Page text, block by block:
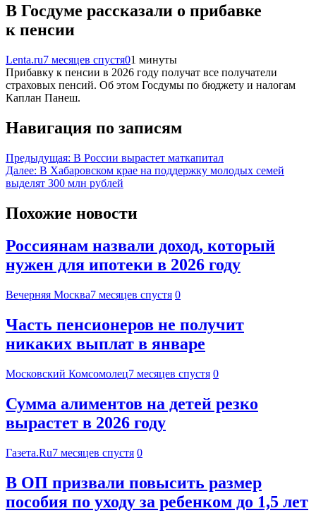
В Госдуме рассказали о прибавке
к пенсии
Lenta.ru7 месяцев спустя01 минуты
Прибавку к пенсии в 2026 году получат все получатели
страховых пенсий. Об этом Госдумы по бюджету и налогам
Каплан Панеш.
Навигация по записям
Предыдущая: В России вырастет маткапитал
Далее: В Хабаровском крае на поддержку молодых семей
выделят 300 млн рублей
Похожие новости
Россиянам назвали доход, который
нужен для ипотеки в 2026 году
Вечерняя Москва7 месяцев спустя 0
Часть пенсионеров не получит
никаких выплат в январе
Московский Комсомолец7 месяцев спустя 0
Сумма алиментов на детей резко
вырастет в 2026 году
Газета.Ru7 месяцев спустя 0
В ОП призвали повысить размер
пособия по уходу за ребенком до 1,5 лет